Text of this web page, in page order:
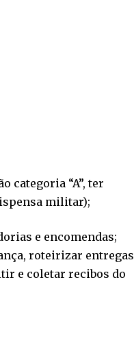
categoria “A”, ter
militar);
e encomendas;
roteirizar entregas
e coletar recibos do